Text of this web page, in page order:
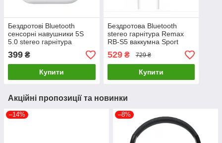
Бездротові Bluetooth
сенсорні навушники 5S
5.0 stereo гарнітура
399 ₴
Купити
Бездротова Bluetooth
stereo гарнітура Remax
RB-S5 ваккумна Sport
529₴ 729 ₴
Купити
Акційні пропозиції та новинки
–14% –8%